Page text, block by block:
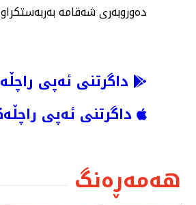
دەوروبەری شەقامە
داگرتنی ئەپی
داگرتنی ئەپی
هەمەڕەنگ